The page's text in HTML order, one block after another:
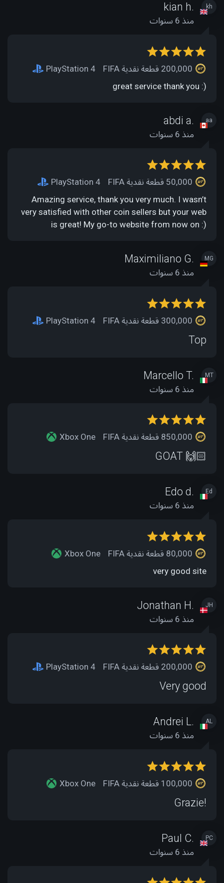
kh
kian h.
منذ 6 سنوات
PlayStation 4
great service thank you :)
aa
abdi a.
منذ 6 سنوات
PlayStation 4
Amazing service, thank you very much. I wasn’t
very satisfied with other coin sellers but your web
is great! My go-to website from now on :)
MG
Maximiliano G.
منذ 6 سنوات
PlayStation 4
Top
MT
Marcello T.
منذ 6 سنوات
Xbox One
GOAT 🙌🏻
Ed
Edo d.
منذ 6 سنوات
Xbox One
very good site
JH
Jonathan H.
منذ 6 سنوات
PlayStation 4
Very good
AL
Andrei L.
منذ 6 سنوات
Xbox One
Grazie!
PC
Paul C.
منذ 6 سنوات